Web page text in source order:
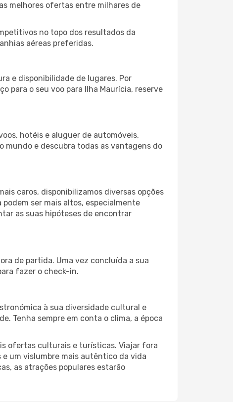
melhores ofertas entre milhares de
no topo dos resultados da
aéreas preferidas.
e disponibilidade de lugares. Por
para o seu voo para Ilha Maurícia, reserve
hotéis e aluguer de automóveis,
mundo e descubra todas as vantagens do
caros, disponibilizamos diversas opções
ser mais altos, especialmente
as suas hipóteses de encontrar
de partida. Uma vez concluída a sua
fazer o check-in.
à sua diversidade cultural e
Tenha sempre em conta o clima, a época
ofertas culturais e turísticas. Viajar fora
e um vislumbre mais autêntico da vida
as atrações populares estarão